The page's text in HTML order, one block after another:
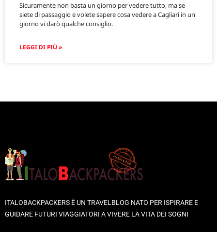
Sicuramente non basta un giorno per vedere tutto, ma se
siete di passaggio e volete sapere cosa vedere a Cagliari in un
giorno vi darò qualche consiglio.
LEGGI DI PIÙ »
ITALOBACKPACKERS È UN TRAVELBLOG NATO PER ISPIRARE E
GUIDARE FUTURI VIAGGIATORI A VIVERE LA VITA DEI SOGNI